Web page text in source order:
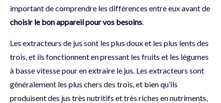
important de comprendre les différences entre eux avant de
choisir le bon appareil pour vos besoins
Les extracteurs de jus sont les plus doux et les plus lents des
trois, et ils fonctionnent en pressant les fruits et les légumes
à basse vitesse pour en extraire le jus. Les extracteurs sont
généralement les plus chers des trois, et bien qu’ils
produisent des jus très nutritifs et très riches en nutriments,